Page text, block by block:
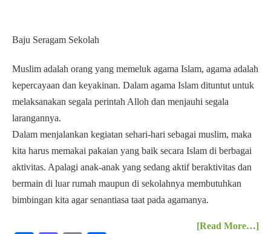
aktivitas. Apalagi anak-anak yang sedang aktif beraktivitas dan
[Read More…]
Fa
ce
bo
ok
M
as
to
do
n
m
ail
ha
re
Rumah Seragam
Cara Pemesanan Cara Order & Alur Produksi Kontak